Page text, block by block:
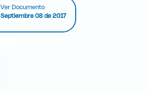
Ver Documento
Septiembre 08 de 2017